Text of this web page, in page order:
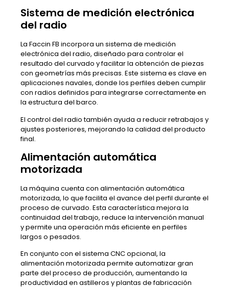
Sistema de medición electrónica
del radio
La Faccin FB incorpora un sistema de medición
electrónica del radio, diseñado para controlar el
resultado del curvado y facilitar la obtención de piezas
con geometrías más precisas. Este sistema es clave en
aplicaciones navales, donde los perfiles deben cumplir
con radios definidos para integrarse correctamente en
la estructura del barco.
El control del radio también ayuda a reducir retrabajos y
ajustes posteriores, mejorando la calidad del producto
final.
Alimentación automática
motorizada
La máquina cuenta con alimentación automática
motorizada, lo que facilita el avance del perfil durante el
proceso de curvado. Esta característica mejora la
continuidad del trabajo, reduce la intervención manual
y permite una operación más eficiente en perfiles
largos o pesados.
En conjunto con el sistema CNC opcional, la
alimentación motorizada permite automatizar gran
parte del proceso de producción, aumentando la
productividad en astilleros y plantas de fabricación